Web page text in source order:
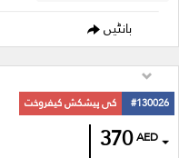
بانٹیں
کی پیشکش کیفروخت #130026
370AED